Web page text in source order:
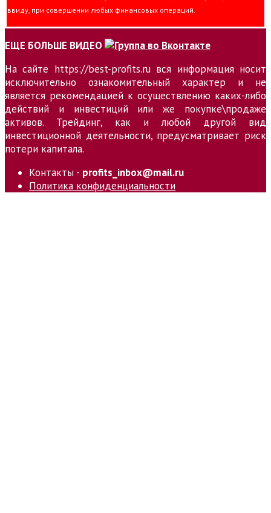
ввиду, при совершении любых финансовых операций.
ЕЩЕ БОЛЬШЕ ВИДЕО
На сайте https://best-profits.ru вся информация носит
исключительно ознакомительный характер и не
является рекомендацией к осуществлению каких-либо
действий и инвестиций или же покупке\продаже
активов. Трейдинг, как и любой другой вид
инвестиционной деятельности, предусматривает риск
потери капитала.
Контакты - profits_inbox@mail.ru
Политика конфиденциальности